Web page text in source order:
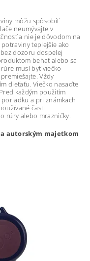
môžu spôsobiť
neumývajte v
a nie je dôvodom na
teplejšie ako
dozoru dospelej
behať alebo sa
musí byť viečko
Vždy
dieťaťu. Viečko nasaďte
každým použitím
a pri známkach
časti
rúry alebo mrazničky.
autorským majetkom